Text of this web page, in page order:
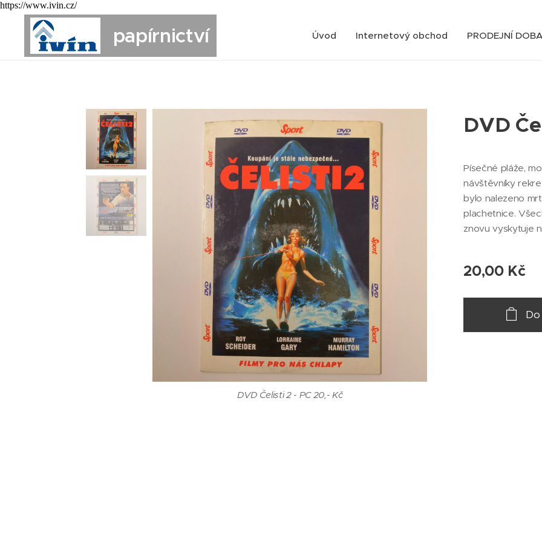
https://www.ivin.cz/
papírnictví Úvod Internetový obchod PRODEJNÍ DOBA
DVD
DVD Čelisti 2 - PC 20,- Kč
Písečné pláže,
návštěvníky
bylo nalezeno
plachetnice.
znovu vyskytuje
20,00Kč